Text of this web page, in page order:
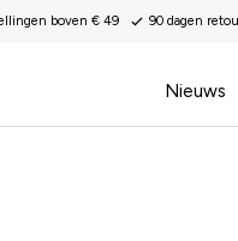
boven € 49 90 dagen
Nieuws